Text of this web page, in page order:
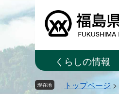
ー
ジ
先
す。
ニ
ュ
を
し
くらしの情報
現在地 トップページ >